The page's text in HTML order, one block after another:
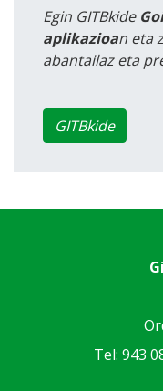
Egin GITBkide
aplikazioan eta
abantailaz eta
GITBkide
Tel: 943